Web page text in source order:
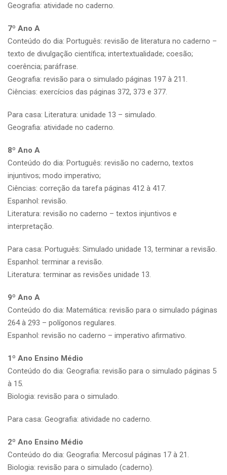
Geografia: atividade no caderno.
7º Ano A
Conteúdo do dia: Português: revisão de literatura no caderno –
texto de divulgação científica; intertextualidade; coesão;
coerência; paráfrase.
Geografia: revisão para o simulado páginas 197 à 211.
Ciências: exercícios das páginas 372, 373 e 377.
Para casa: Literatura: unidade 13 – simulado.
Geografia: atividade no caderno.
8º Ano A
Conteúdo do dia: Português: revisão no caderno, textos
injuntivos; modo imperativo;
Ciências: correção da tarefa páginas 412 à 417.
Espanhol: revisão.
Literatura: revisão no caderno – textos injuntivos e
interpretação.
Para casa: Português: Simulado unidade 13, terminar a revisão.
Espanhol: terminar a revisão.
Literatura: terminar as revisões unidade 13.
9º Ano A
Conteúdo do dia: Matemática: revisão para o simulado páginas
264 à 293 – polígonos regulares.
Espanhol: revisão no caderno – imperativo afirmativo.
1º Ano Ensino Médio
Conteúdo do dia: Geografia: revisão para o simulado páginas 5
à 15.
Biologia: revisão para o simulado.
Para casa: Geografia: atividade no caderno.
2º Ano Ensino Médio
Conteúdo do dia: Geografia: Mercosul páginas 17 à 21.
Biologia: revisão para o simulado (caderno).